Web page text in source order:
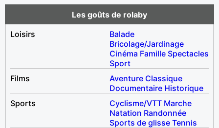
Les goûts de rolaby
Loisirs
Balade
Bricolage/Jardinage
Cinéma Famille Spectacles
Sport
Films
Aventure Classique
Documentaire Historique
Sports
Cyclisme/VTT Marche
Natation Randonnée
Sports de glisse Tennis